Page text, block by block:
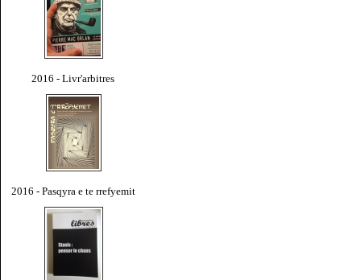
2016 - Livr'arbitres
2016 - Pasqyra e te rrefyemit